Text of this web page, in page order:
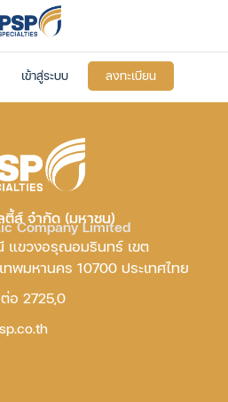
เข้าสู่ระบบ ลงทะเบียน
ตี้ส์ จำกัด (มหาชน)
Company Limited
แขวงอรุณอมรินทร์ เขต
พมหานคร 10700 ประเทศไทย
อ 2725,0